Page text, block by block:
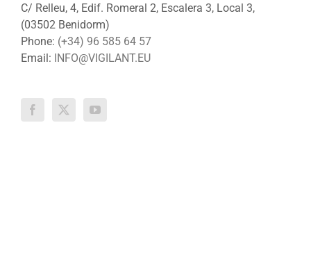
C/ Relleu, 4, Edif. Romeral 2, Escalera 3, Local 3,
(03502 Benidorm)
Phone: (+34) 96 585 64 57
Email: INFO@VIGILANT.EU